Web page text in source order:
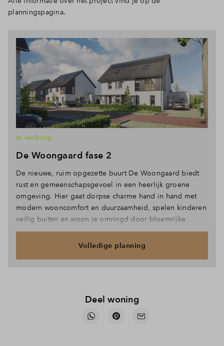
planningspagina.
De Woongaard fase 2
In verkoop
De nieuwe, ruim opgezette buurt De Woongaard biedt
rust en gemeenschapsgevoel in een heerlijk groene
omgeving. Hier gaat dorpse charme hand in hand met
modern wooncomfort en duurzaamheid, spelen kinderen
veilig buiten en woon je omringd door bloemrijke
tuinen, boomgaarden, De Kannenkijker Plas en weidse
Volledige planning
Deel woning